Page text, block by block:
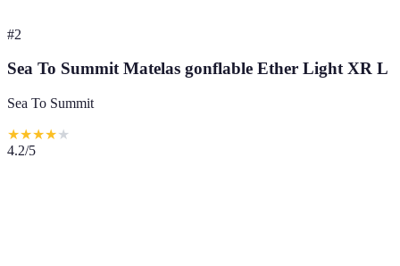
#2
Sea To Summit Matelas gonflable Ether Light XR L
Sea To Summit
★★★★★
4.2/5